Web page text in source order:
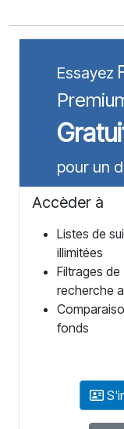
Essayez
pour un
Accèder à
Listes de
illimitées
Filtrages de
recherche
fonds